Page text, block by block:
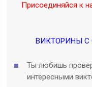
Присоединяйся к
ВИКТОРИНЫ
Ты любишь
интересными